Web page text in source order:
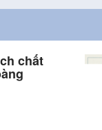
chất